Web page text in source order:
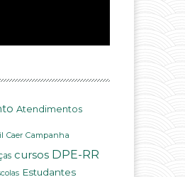
Atendimentos
Caer Campanha
cursos DPE-RR
Estudantes